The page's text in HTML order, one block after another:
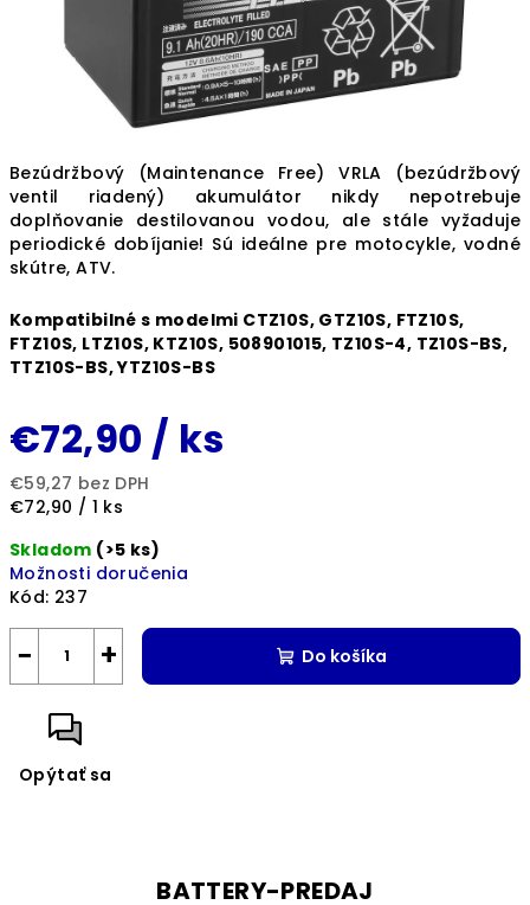
Bezúdržbový (Maintenance Free) VRLA (bezúdržbový
ventil riadený) akumulátor nikdy nepotrebuje
doplňovanie destilovanou vodou, ale stále vyžaduje
periodické dobíjanie! Sú ideálne pre motocykle, vodné
skútre, ATV.
Kompatibilné s modelmi CTZ10S, GTZ10S, FTZ10S,
FTZ10S, LTZ10S, KTZ10S, 508901015, TZ10S-4, TZ10S-BS,
TTZ10S-BS, YTZ10S-BS
€72,90 / ks
€59,27 bez DPH
Jednotková
€72,90 / 1 ks
Skladom (>5 ks)
Možnosti doručenia
Kód: 237
+
− Do košíka
Opýtať sa
BATTERY-PREDAJ